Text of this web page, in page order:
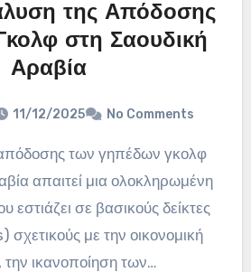
της Απόδοσης
στη Σαουδική
Αραβία
11/12/2025 No Comments
απαιτεί μια ολοκληρωμένη
εστιάζει σε βασικούς δείκτες
με την οικονομική
την ικανοποίηση των…